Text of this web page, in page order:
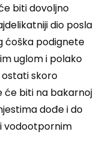
biti dovoljno
dio posla
ćoška podignete
uglom i polako
ostati skoro
će biti na bakarnoj
dođe i do
vodootpornim